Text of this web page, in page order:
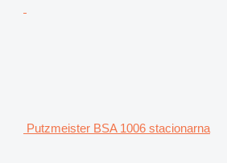
Putzmeister BSA 1006 stacionarna